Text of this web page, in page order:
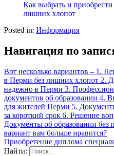
Как выбрать и
лишних хлопот
Posted in: Информация
Навигация по
Вот несколько вариантов – 1.
в Перми без лишних хлопот 2.
надежно в Перми 3.
документов об образовании 4.
для жителей Перми 5.
за короткий срок 6. Решение
Документы об образовании без
вариант вам больше нравится?
Приобретение диплома
Найти: